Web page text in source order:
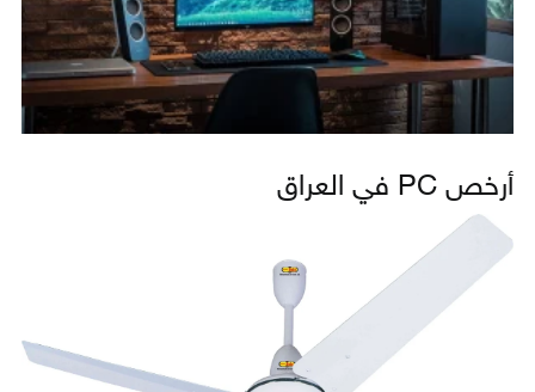
أرخص PC في العراق